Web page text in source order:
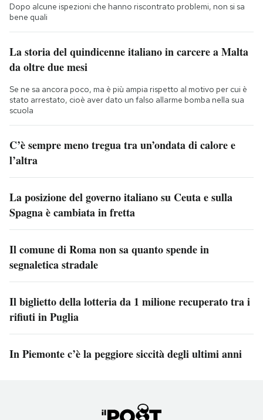
Dopo alcune ispezioni che hanno riscontrato problemi, non si sa
bene quali
La storia del quindicenne italiano in carcere a Malta
da oltre due mesi
Se ne sa ancora poco, ma è più ampia rispetto al motivo per cui è
stato arrestato, cioè aver dato un falso allarme bomba nella sua
scuola
C’è sempre meno tregua tra un’ondata di calore e
l’altra
La posizione del governo italiano su Ceuta e sulla
Spagna è cambiata in fretta
Il comune di Roma non sa quanto spende in
segnaletica stradale
Il biglietto della lotteria da 1 milione recuperato tra i
rifiuti in Puglia
In Piemonte c’è la peggiore siccità degli ultimi anni